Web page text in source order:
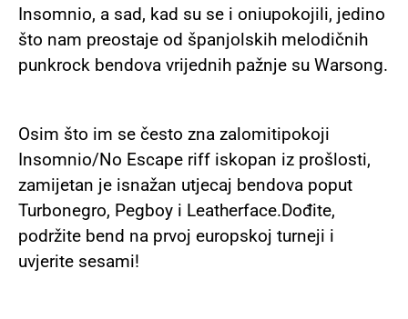
Insomnio, a sad, kad su se i oniupokojili, jedino
što nam preostaje od španjolskih melodičnih
punkrock bendova vrijednih pažnje su Warsong.
Osim što im se često zna zalomitipokoji
Insomnio/No Escape riff iskopan iz prošlosti,
zamijetan je isnažan utjecaj bendova poput
Turbonegro, Pegboy i Leatherface.Dođite,
podržite bend na prvoj europskoj turneji i
uvjerite sesami!